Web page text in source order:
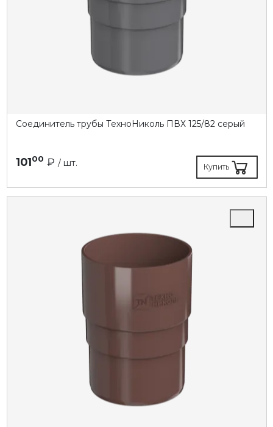
Соединитель трубы ТехноНиколь ПВХ 125/82 серый
10100 ₽ / шт. Купить